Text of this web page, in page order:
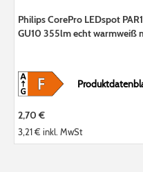
Philips CorePro LEDspot
GU10 355lm echt warmweiß
2,70 €
3,21 € inkl. MwSt